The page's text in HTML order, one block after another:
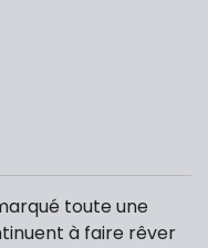
toute une
à faire rêver